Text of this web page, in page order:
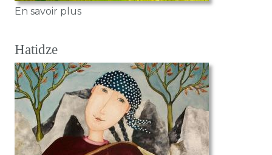
En savoir plussur La tasse de thé
Hatidze